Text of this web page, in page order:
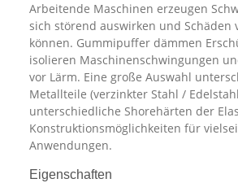
Arbeitende Maschinen erzeugen
sich störend auswirken und Schäden
können. Gummipuffer dämmen
isolieren Maschinenschwingungen
vor Lärm. Eine große Auswahl
Metallteile (verzinkter Stahl /
unterschiedliche Shorehärten der
Konstruktionsmöglichkeiten für
Anwendungen.
Eigenschaften